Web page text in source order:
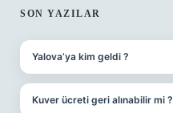
SON YAZILAR
Yalova’ya kim geldi ?
Kuver ücreti geri alınabilir mi ?